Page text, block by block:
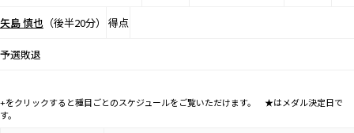
矢島 慎也 （後半20分） 得点
予選敗退
+をクリックすると種目ごとのスケジュールをご覧いただけます。 ★はメダル決定日で
す。